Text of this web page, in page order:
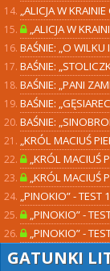
„ALICJA W
„ALICJA W
BAŚNIE: „O
BAŚNIE:
BAŚNIE: „PANI
BAŚNIE:
BAŚNIE:
„KRÓL MACIUŚ
„KRÓL MACIUŚ
„KRÓL MACIUŚ
„PINOKIO” - TEST 1
„PINOKIO” -
„PINOKIO” -
GATUNKI